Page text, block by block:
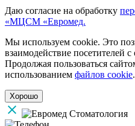
Даю согласие на обработку
«МЦСМ «Евромед.
Мы используем cookie. Это
взаимодействие посетителей
Продолжая пользоваться
использованием файлов cookie.
Хорошо